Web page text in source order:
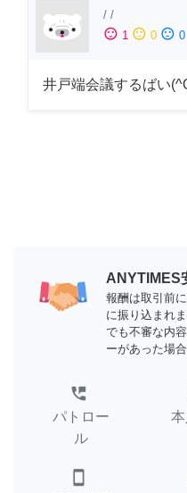
/ /
sentiment_satisfied 1 sentiment_neutral 0 sentiment_dissatisfied 0
井戸端会議するばい
ANYTIMES
報酬は取引前
に振り込まれ
でも不審な内
ーがあった場
perm_phone_msg
パトロー
ル
smartphone